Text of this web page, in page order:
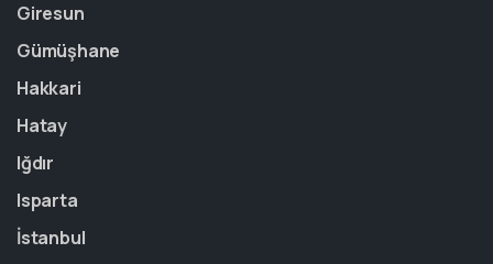
Giresun
Gümüşhane
Hakkari
Hatay
Iğdır
Isparta
İstanbul